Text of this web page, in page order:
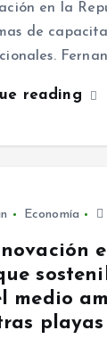
en la
de
reading
Economía
medio
playas